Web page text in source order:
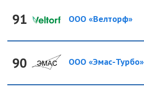
91 ООО «Велторф»
90 ООО «Эмас-Турбо»